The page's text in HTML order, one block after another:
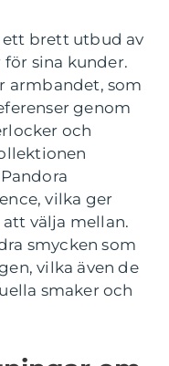
ett brett utbud av
sina kunder.
armbandet, som
genom
och
vilka ger
välja mellan.
smycken som
vilka även de
smaker och